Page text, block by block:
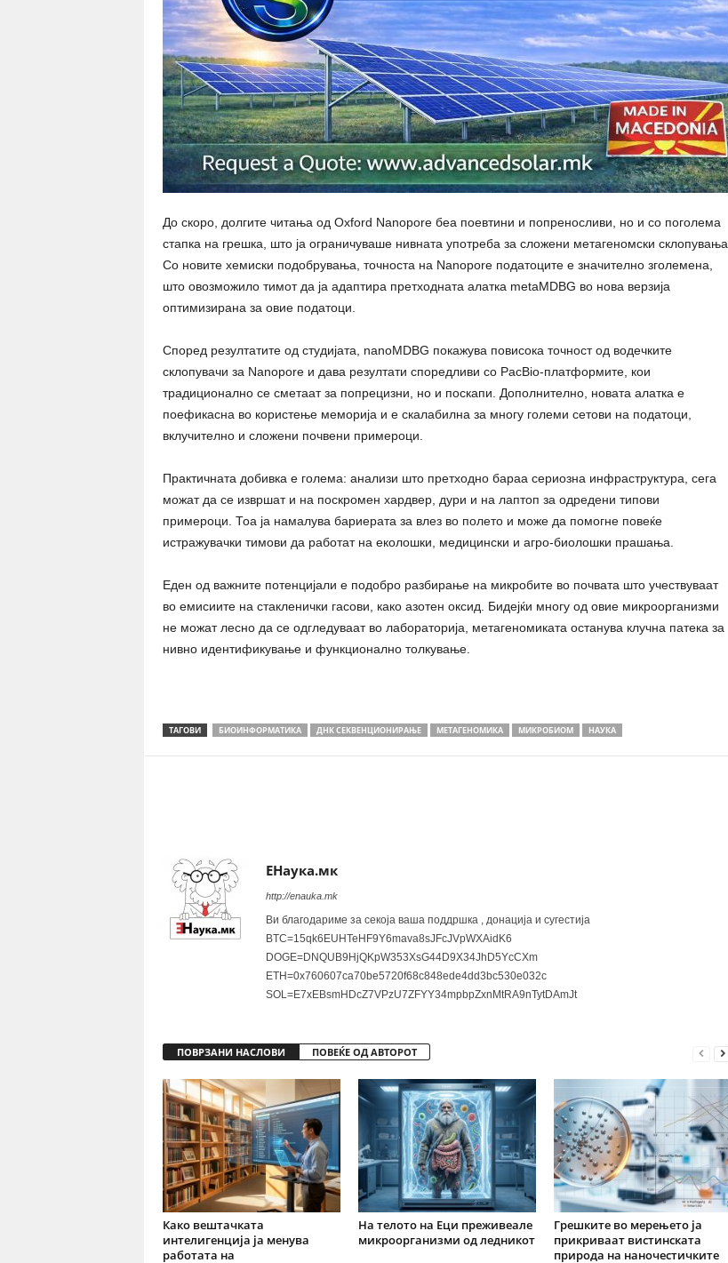
До скоро, долгите читања од Oxford Nanopore беа поевтини и попреносливи, но и со поголема
стапка на грешка, што ја ограничуваше нивната употреба за сложени метагеномски склопувања.
Со новите хемиски подобрувања, точноста на Nanopore податоците е значително зголемена,
што овозможило тимот да ја адаптира претходната алатка metaMDBG во нова верзија
оптимизирана за овие податоци.
Според резултатите од студијата, nanoMDBG покажува повисока точност од водечките
склопувачи за Nanopore и дава резултати споредливи со PacBio-платформите, кои
традиционално се сметаат за попрецизни, но и поскапи. Дополнително, новата алатка е
поефикасна во користење меморија и е скалабилна за многу големи сетови на податоци,
вклучително и сложени почвени примероци.
Практичната добивка е голема: анализи што претходно бараа сериозна инфраструктура, сега
можат да се извршат и на поскромен хардвер, дури и на лаптоп за одредени типови
примероци. Тоа ја намалува бариерата за влез во полето и може да помогне повеќе
истражувачки тимови да работат на еколошки, медицински и агро-биолошки прашања.
Еден од важните потенцијали е подобро разбирање на микробите во почвата што учествуваат
во емисиите на стакленички гасови, како азотен оксид. Бидејќи многу од овие микроорганизми
не можат лесно да се одгледуваат во лабораторија, метагеномиката останува клучна патека за
нивно идентификување и функционално толкување.
ТАГОВИ БИОИНФОРМАТИКА ДНК СЕКВЕНЦИОНИРАЊЕ МЕТАГЕНОМИКА МИКРОБИОМ НАУКА
ЕНаука.мк
http://enauka.mk
Ви благодариме за секоја ваша поддршка , донација и сугестија
BTC=15qk6EUHTeHF9Y6mava8sJFcJVpWXAidK6
DOGE=DNQUB9HjQKpW353XsG44D9X34JhD5YcCXm
ETH=0x760607ca70be5720f68c848ede4dd3bc530e032c
SOL=E7xEBsmHDcZ7VPzU7ZFYY34mpbpZxnMtRA9nTytDAmJt
ПОВРЗАНИ НАСЛОВИ ПОВЕЌЕ ОД АВТОРОТ
Како вештачката
интелигенција ја менува
работата на
На телото на Еци преживеале
микроорганизми од ледникот
Грешките во мерењето ја
прикриваат вистинската
природа на наночестичките